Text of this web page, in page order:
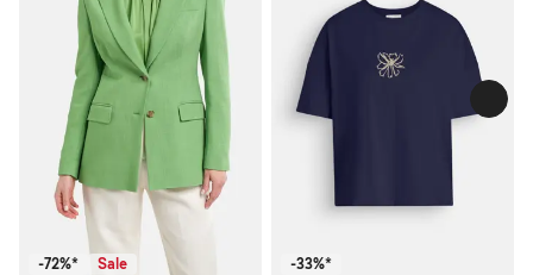
-72%* Sale -33%*